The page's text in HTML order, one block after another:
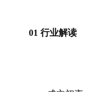
01 行业解读